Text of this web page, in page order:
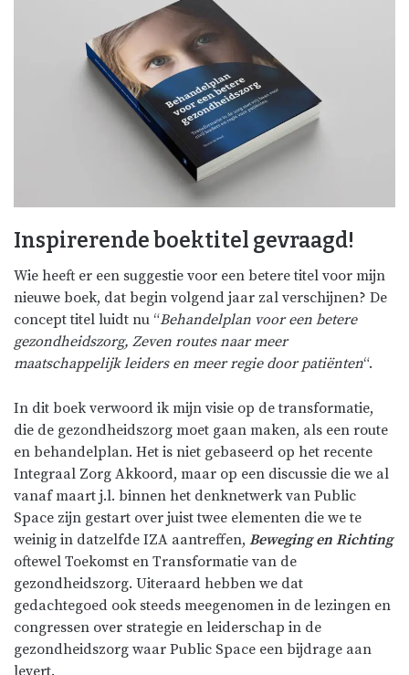
Inspirerende boektitel gevraagd!
Wie heeft er een suggestie voor een betere titel voor mijn
nieuwe boek, dat begin volgend jaar zal verschijnen? De
concept titel luidt nu “Behandelplan voor een betere
gezondheidszorg, Zeven routes naar meer
maatschappelijk leiders en meer regie door patiënten“.
In dit boek verwoord ik mijn visie op de transformatie,
die de gezondheidszorg moet gaan maken, als een route
en behandelplan. Het is niet gebaseerd op het recente
Integraal Zorg Akkoord, maar op een discussie die we al
vanaf maart j.l. binnen het denknetwerk van Public
Space zijn gestart over juist twee elementen die we te
weinig in datzelfde IZA aantreffen, Beweging en Richting
oftewel Toekomst en Transformatie van de
gezondheidszorg. Uiteraard hebben we dat
gedachtegoed ook steeds meegenomen in de lezingen en
congressen over strategie en leiderschap in de
gezondheidszorg waar Public Space een bijdrage aan